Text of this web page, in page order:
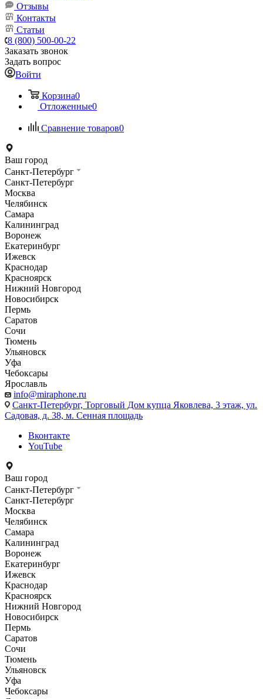
Отзывы
Контакты
Статьи
8 (800) 500-00-22
Заказать звонок
Задать вопрос
Войти
Корзина0
Отложенные0
Сравнение товаров0
Ваш город
Санкт-Петербург
Санкт-Петербург
Москва
Челябинск
Самара
Калининград
Воронеж
Екатеринбург
Ижевск
Краснодар
Красноярск
Нижний Новгород
Новосибирск
Пермь
Саратов
Сочи
Тюмень
Ульяновск
Уфа
Чебоксары
Ярославль
info@miraphone.ru
Санкт-Петербург, Торговый Дом купца Яковлева, 3 этаж, ул.
Садовая, д. 38, м. Сенная площадь
Вконтакте
YouTube
Ваш город
Санкт-Петербург
Санкт-Петербург
Москва
Челябинск
Самара
Калининград
Воронеж
Екатеринбург
Ижевск
Краснодар
Красноярск
Нижний Новгород
Новосибирск
Пермь
Саратов
Сочи
Тюмень
Ульяновск
Уфа
Чебоксары